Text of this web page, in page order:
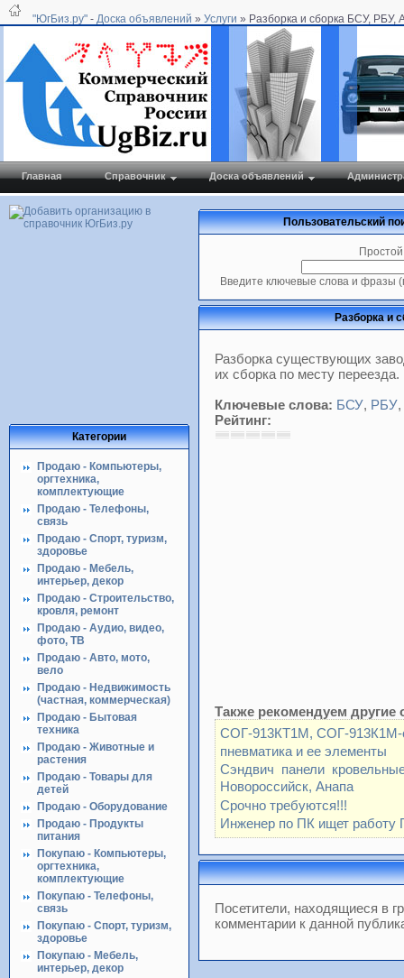
"ЮгБиз.ру" - Доска объявлений » Услуги » Разборка и сборка БСУ,
Главная Справочник Доска объявлений
Пользовательский
Введите ключевые слова и фразы
Разборка и
Разборка существующих
их сборка по месту переезда.
Ключевые слова: БСУ, РБУ,
Рейтинг:
Также рекомендуем другие
СОГ-913КТ1М, СОГ-913К1М-
пневматика и ее элементы
Сэндвич панели
Новороссийск, Анапа
Срочно требуются!!!
Инженер по ПК ищет работу
Посетители, находящиеся в
комментарии к данной
Категории
Продаю - Компьютеры,
оргтехника,
комплектующие
Продаю - Телефоны,
связь
Продаю - Спорт, туризм,
здоровье
Продаю - Мебель,
интерьер, декор
Продаю - Строительство,
кровля, ремонт
Продаю - Аудио, видео,
фото, ТВ
Продаю - Авто, мото,
вело
Продаю - Недвижимость
(частная, коммерческая)
Продаю - Бытовая
техника
Продаю - Животные и
растения
Продаю - Товары для
детей
Продаю - Оборудование
Продаю - Продукты
питания
Покупаю - Компьютеры,
оргтехника,
комплектующие
Покупаю - Телефоны,
связь
Покупаю - Спорт, туризм,
здоровье
Покупаю - Мебель,
интерьер, декор